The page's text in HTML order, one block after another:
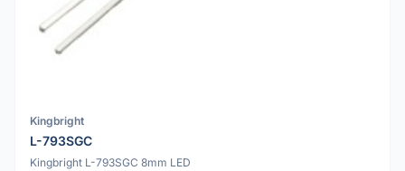
Kingbright
L-793SGC
Kingbright L-793SGC 8mm LED